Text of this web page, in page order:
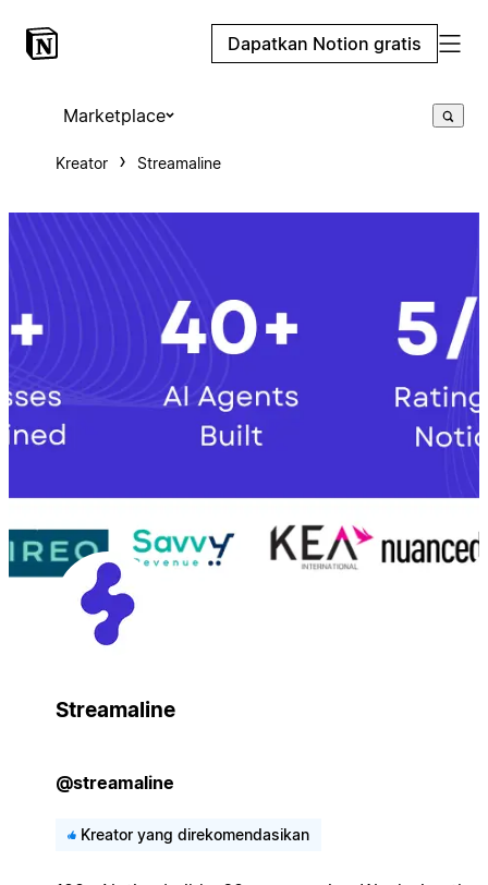
Dapatkan Notion gratis
Marketplace
Kreator Streamaline
Streamaline
@streamaline
Kreator yang direkomendasikan